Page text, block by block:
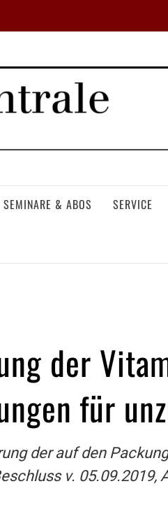
SEMINARE & ABOS SERVICE
der
für
der auf den
v. 05.09.2019,